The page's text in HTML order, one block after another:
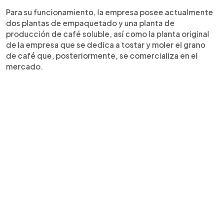
Para su funcionamiento, la empresa posee actualmente
dos plantas de empaquetado y una planta de
producción de café soluble, así como la planta original
de la empresa que se dedica a tostar y moler el grano
de café que, posteriormente, se comercializa en el
mercado.